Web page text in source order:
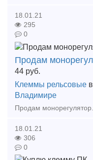
18.01.21
295
0
Продам
44 руб.
Клеммы рельсовые в
Владимире
18.01.21
306
0